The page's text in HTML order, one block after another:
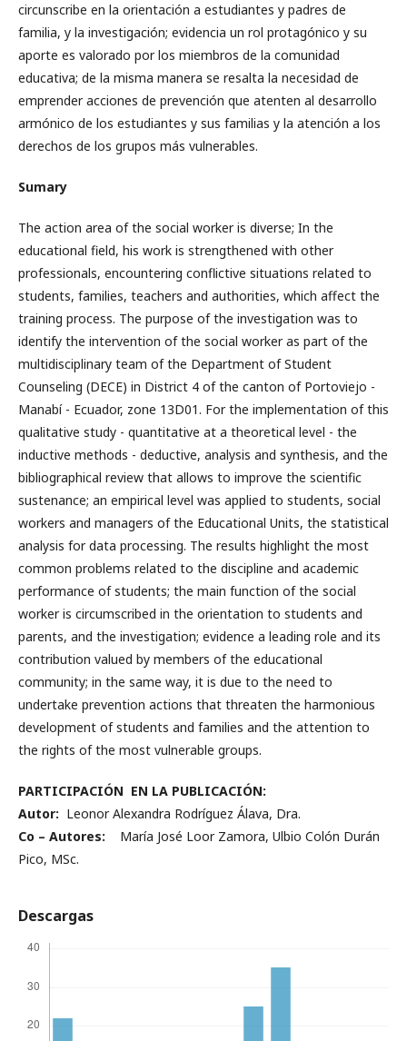
circunscribe en la orientación a estudiantes y padres de
familia, y la investigación; evidencia un rol protagónico y su
aporte es valorado por los miembros de la comunidad
educativa; de la misma manera se resalta la necesidad de
emprender acciones de prevención que atenten al desarrollo
armónico de los estudiantes y sus familias y la atención a los
derechos de los grupos más vulnerables.
Sumary
The ​​action area of the social worker is diverse; In the
educational field, his work is strengthened with other
professionals, encountering conflictive situations related to
students, families, teachers and authorities, which affect the
training process. The purpose of the investigation was to
identify the intervention of the social worker as part of the
multidisciplinary team of the Department of Student
Counseling (DECE) in District 4 of the canton of Portoviejo -
Manabí - Ecuador, zone 13D01. For the implementation of this
qualitative study - quantitative at a theoretical level - the
inductive methods - deductive, analysis and synthesis, and the
bibliographical review that allows to improve the scientific
sustenance; an empirical level was applied to students, social
workers and managers of the Educational Units, the statistical
analysis for data processing. The results highlight the most
common problems related to the discipline and academic
performance of students; the main function of the social
worker is circumscribed in the orientation to students and
parents, and the investigation; evidence a leading role and its
contribution valued by members of the educational
community; in the same way, it is due to the need to
undertake prevention actions that threaten the harmonious
development of students and families and the attention to
the rights of the most vulnerable groups.
PARTICIPACIÓN EN LA PUBLICACIÓN:
Autor: Leonor Alexandra Rodríguez Álava, Dra.
Co – Autores: María José Loor Zamora, Ulbio Colón Durán
Pico, MSc.
Descargas